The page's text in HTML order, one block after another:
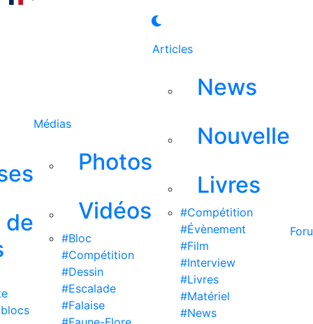
de
Médias
Photos
Vidéos
#Bloc
#Compétition
#Dessin
#Escalade
#Falaise
Articles
News
Nouvelle
Livres
#Compétition
#Évènement
#Film
#Interview
#Livres
#Matériel
#News